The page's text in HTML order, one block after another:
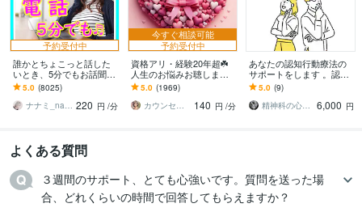
予約受付中
誰かとちょこっと話した
いとき、5分でもお話聞き
ます 疲れた～、でもカウ
ンセリングじゃない、な
んとなく雑談聞いて～
5.0 (8025)
ナナミ_nanami 220 円 /分
今すぐ相談可能
予約受付中
資格アリ・経験20年超☘️
人生のお悩みお聴します
鬱・HSP・介護障害・毒
親・恋愛・仕事・育児・
占い依存etc
5.0 (1969)
カウンセリング事務所☘️オフィスカノン
140 円 /分
あなたの認知行動療法の
サポートをします 。認知
行動療法を行っている
方、興味のある方をサポ
ートします
5.0 (9)
精神科の心理カウンセラー
6,000 円
よくある質問
３週間のサポート、とても心強いです。質問を送った場
合、どれくらいの時間で回答してもらえますか？